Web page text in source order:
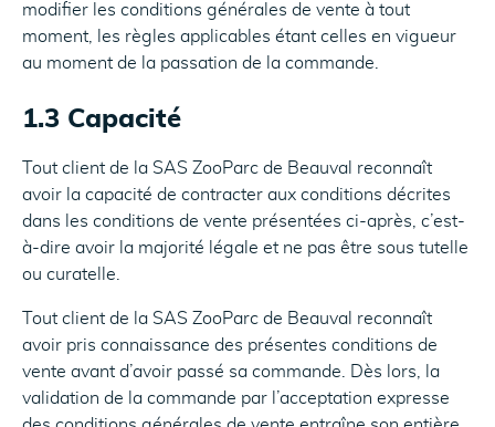
modifier les conditions générales de vente à tout
moment, les règles applicables étant celles en vigueur
au moment de la passation de la commande.
1.3 Capacité
Tout client de la SAS ZooParc de Beauval reconnaît
avoir la capacité de contracter aux conditions décrites
dans les conditions de vente présentées ci-après, c’est-
à-dire avoir la majorité légale et ne pas être sous tutelle
ou curatelle.
Tout client de la SAS ZooParc de Beauval reconnaît
avoir pris connaissance des présentes conditions de
vente avant d’avoir passé sa commande. Dès lors, la
validation de la commande par l’acceptation expresse